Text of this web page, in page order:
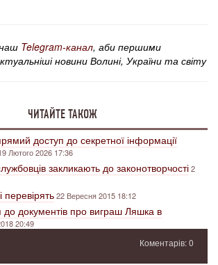
Telegram-канал, аби першими
новини Волині, України та світу
ЧИТАЙТЕ ТАКОЖ
доступ до секретної інформації
Лютого 2026 17:36
закликають до законотворчості2
перевірять22 Вересня 2015 18:12
документів про виграш Ляшка в
20:49
Коментарів: 0